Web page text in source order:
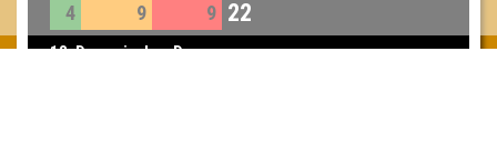
4 9 9 22
13. Dynamisches Duo